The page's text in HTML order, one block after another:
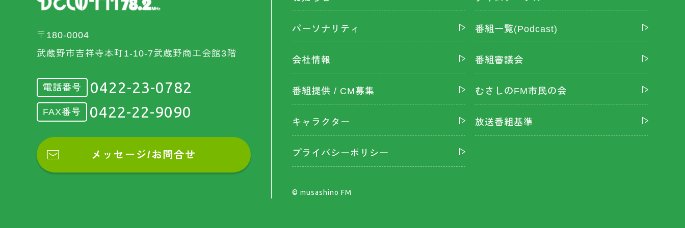
〒180-0004
武蔵野市吉祥寺本町1-10-7武蔵野商工会館3階
電話番号 0422-23-0782
FAX番号 0422-22-9090
メッセージ/お問合せ
パーソナリティ 番組一覧(Podcast)
会社情報 番組審議会
番組提供 / CM募集 むさしのFM市民の会
キャラクター 放送番組基準
プライバシーポリシー
©︎ musashino FM